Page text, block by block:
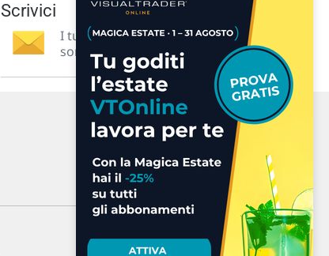
Scrivici
I tuoi suggerimenti per noi
sono preziosi e molto utili! »